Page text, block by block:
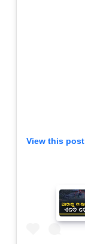
View this